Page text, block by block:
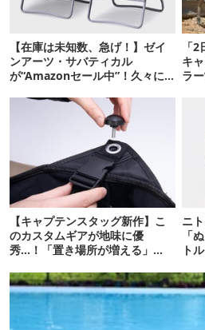
【在庫は未知数、急げ！】ゼイ
ンアーツ・サバティカル
が“Amazonセール中”！久々に
「
キ
ラ
【キャプテンスタッグ新作】こ
のカスタムギアが地味に優
秀…！「置き場所が増える」
ニ
「
ト